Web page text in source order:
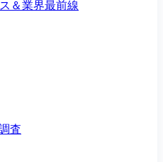
＆業界最前線
査